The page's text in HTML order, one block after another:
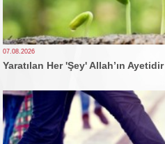
07.08.2026
Yaratılan Her 'Şey' Allah’ın Ayetidir